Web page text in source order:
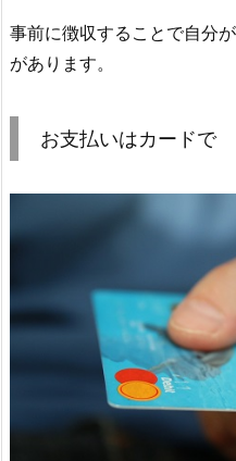
事前に徴収することで自分
があります。
お支払いはカードで